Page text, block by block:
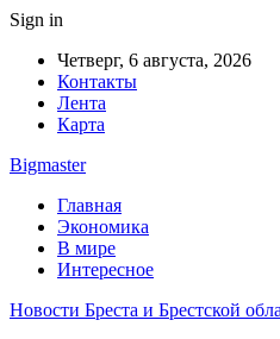
Sign in
Четверг, 6 августа, 2026
Контакты
Лента
Карта
Bigmaster
Главная
Экономика
В мире
Интересное
Новости Бреста и Брестской